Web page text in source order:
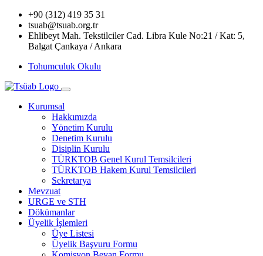
+90 (312) 419 35 31
tsuab@tsuab.org.tr
Ehlibeyt Mah. Tekstilciler Cad. Libra Kule No:21 / Kat: 5,
Balgat Çankaya / Ankara
Tohumculuk Okulu
Kurumsal
Hakkımızda
Yönetim Kurulu
Denetim Kurulu
Disiplin Kurulu
TÜRKTOB Genel Kurul Temsilcileri
TÜRKTOB Hakem Kurul Temsilcileri
Sekretarya
Mevzuat
URGE ve STH
Dökümanlar
Üyelik İşlemleri
Üye Listesi
Üyelik Başvuru Formu